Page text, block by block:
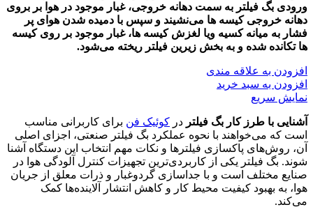
ورودی بگ فیلتر به سمت دهانه خروجی، غبار موجود در هوا بر بروی
دهانه خروجی کیسه ها می‌نشیند و سپس با دمیده شدن هوای پر
فشار به میانه کسیه ویا لغزش کیسه ها، غبار موجود بر روی کیسه
ها تکانده شده و به بخش زیرین فیلتر ریخته می‌شود.
افزودن به علاقه مندی
افزودن به سبد خرید
نمایش سریع
آشنایی با طرز کار بگ فیلتر در کوئیک فن برای کاربرانی مناسب
است که می‌خواهند با نحوه عملکرد بگ فیلتر صنعتی، اجزای اصلی
آن، روش‌های پاکسازی فیلترها و نکات مهم انتخاب این دستگاه آشنا
شوند. بگ فیلتر یکی از کاربردی‌ترین تجهیزات کنترل آلودگی هوا در
صنایع مختلف است و با جداسازی گردوغبار و ذرات معلق از جریان
هوا، به بهبود کیفیت محیط کار و کاهش انتشار آلاینده‌ها کمک
می‌کند.